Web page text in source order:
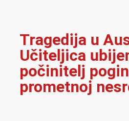
Tragedija u
Učiteljica
počinitelj
prometnoj